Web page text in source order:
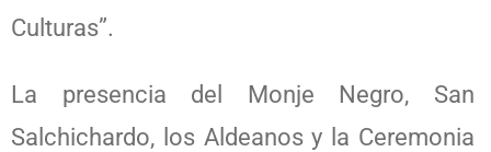
Culturas”.
La presencia del Monje Negro, San
Salchichardo, los Aldeanos y la Ceremonia